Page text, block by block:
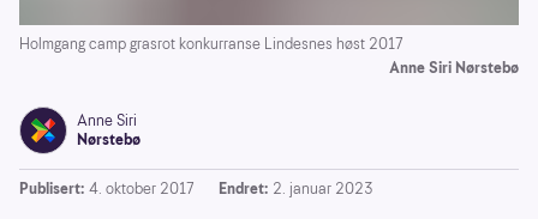
Holmgang camp grasrot konkurranse Lindesnes høst 2017
Anne Siri Nørstebø
Anne Siri
Nørstebø
Publisert: 4. oktober 2017 Endret: 2. januar 2023